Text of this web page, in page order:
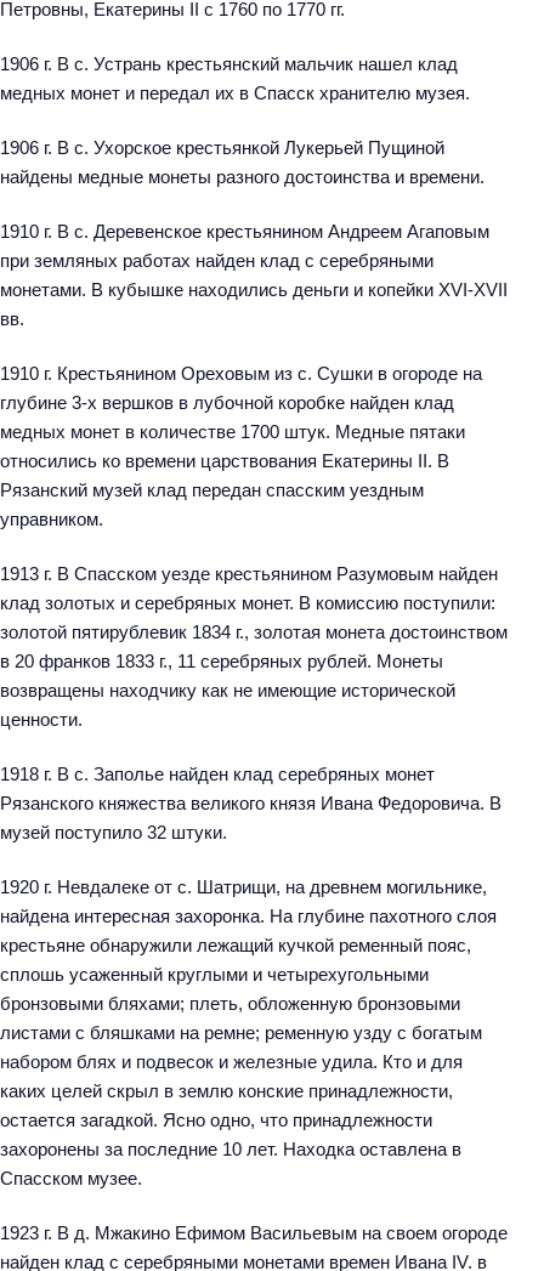
Петровны, Екатерины II с 1760 по 1770 гг.
1906 г. В с. Устрань крестьянский мальчик нашел клад
медных монет и передал их в Спасск хранителю музея.
1906 г. В с. Ухорское крестьянкой Лукерьей Пущиной
найдены медные монеты разного достоинства и времени.
1910 г. В с. Деревенское крестьянином Андреем Агаповым
при земляных работах найден клад с серебряными
монетами. В кубышке находились деньги и копейки XVI-XVII
вв.
1910 г. Крестьянином Ореховым из с. Сушки в огороде на
глубине 3-х вершков в лубочной коробке найден клад
медных монет в количестве 1700 штук. Медные пятаки
относились ко времени царствования Екатерины II. В
Рязанский музей клад передан спасским уездным
управником.
1913 г. В Спасском уезде крестьянином Разумовым найден
клад золотых и серебряных монет. В комиссию поступили:
золотой пятирублевик 1834 г., золотая монета достоинством
в 20 франков 1833 г., 11 серебряных рублей. Монеты
возвращены находчику как не имеющие исторической
ценности.
1918 г. В с. Заполье найден клад серебряных монет
Рязанского княжества великого князя Ивана Федоровича. В
музей поступило 32 штуки.
1920 г. Невдалеке от с. Шатрищи, на древнем могильнике,
найдена интересная захоронка. На глубине пахотного слоя
крестьяне обнаружили лежащий кучкой ременный пояс,
сплошь усаженный круглыми и четырехугольными
бронзовыми бляхами; плеть, обложенную бронзовыми
листами с бляшками на ремне; ременную узду с богатым
набором блях и подвесок и железные удила. Кто и для
каких целей скрыл в землю конские принадлежности,
остается загадкой. Ясно одно, что принадлежности
захоронены за последние 10 лет. Находка оставлена в
Спасском музее.
1923 г. В д. Мжакино Ефимом Васильевым на своем огороде
найден клад с серебряными монетами времен Ивана IV. в
й
и
: